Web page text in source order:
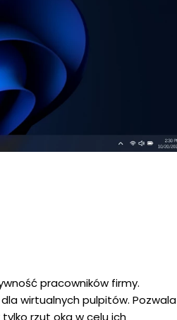
pracowników firmy.
wirtualnych pulpitów. Pozwala
rzut oka w celu ich